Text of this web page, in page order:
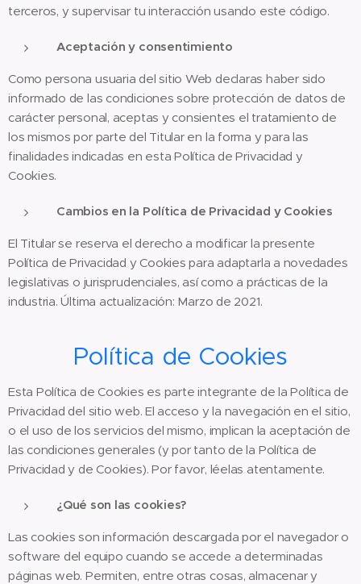
terceros, y supervisar tu interacción usando este código.
Aceptación y consentimiento
Como persona usuaria del sitio Web declaras haber sido
informado de las condiciones sobre protección de datos de
carácter personal, aceptas y consientes el tratamiento de
los mismos por parte del Titular en la forma y para las
finalidades indicadas en esta Política de Privacidad y
Cookies.
Cambios en la Política de Privacidad y Cookies
El Titular se reserva el derecho a modificar la presente
Política de Privacidad y Cookies para adaptarla a novedades
legislativas o jurisprudenciales, así como a prácticas de la
industria. Última actualización: Marzo de 2021.
Política de Cookies
Esta Política de Cookies es parte integrante de la Política de
Privacidad del sitio web. El acceso y la navegación en el sitio,
o el uso de los servicios del mismo, implican la aceptación de
las condiciones generales (y por tanto de la Política de
Privacidad y de Cookies). Por favor, léelas atentamente.
¿Qué son las cookies?
Las cookies son información descargada por el navegador o
software del equipo cuando se accede a determinadas
páginas web. Permiten, entre otras cosas, almacenar y